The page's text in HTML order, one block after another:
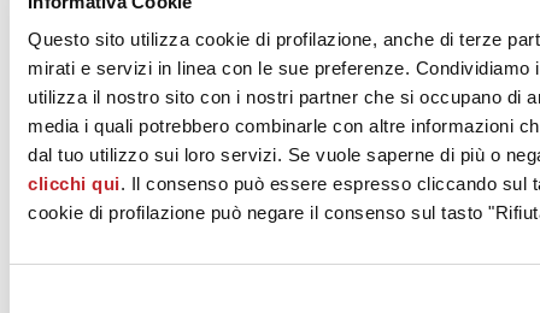
Questo sito utilizza cookie di profilazione, anche di terze
mirati e servizi in linea con le sue preferenze.
utilizza il nostro sito con i nostri partner che si occupano di
media i quali potrebbero combinarle con altre informazioni
dal tuo utilizzo sui loro servizi. Se vuole saperne di più o
clicchi qui. Il consenso può essere espresso cliccando sul
cookie di profilazione può negare il consenso sul tasto
MARAZZI GROUP S.r.l. - a socio unico
Viale Regina Pacis 39
SASSUOLO, 41049
Modena
Tel. 0536 860800
Fax 0536 860644